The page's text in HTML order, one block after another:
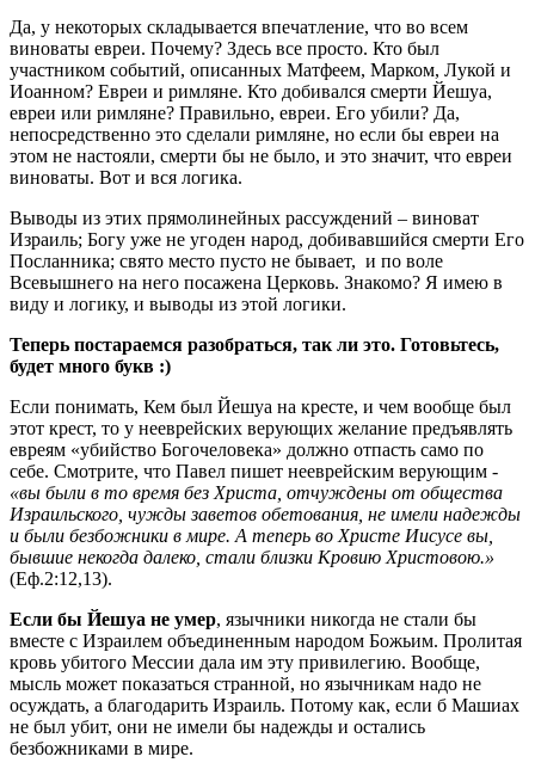
Да, у некоторых складывается впечатление, что во всем
виноваты евреи. Почему? Здесь все просто. Кто был
участником событий, описанных Матфеем, Марком, Лукой и
Иоанном? Евреи и римляне. Кто добивался смерти Йешуа,
евреи или римляне? Правильно, евреи. Его убили? Да,
непосредственно это сделали римляне, но если бы евреи на
этом не настояли, смерти бы не было, и это значит, что евреи
виноваты. Вот и вся логика.
Выводы из этих прямолинейных рассуждений – виноват
Израиль; Богу уже не угоден народ, добивавшийся смерти Его
Посланника; свято место пусто не бывает, и по воле
Всевышнего на него посажена Церковь. Знакомо? Я имею в
виду и логику, и выводы из этой логики.
Теперь постараемся разобраться, так ли это. Готовьтесь,
будет много букв :)
Если понимать, Кем был Йешуа на кресте, и чем вообще был
этот крест, то у нееврейских верующих желание предъявлять
евреям «убийство Богочеловека» должно отпасть само по
себе. Смотрите, что Павел пишет нееврейским верующим -
«вы были в то время без Христа, отчуждены от общества
Израильского, чужды заветов обетования, не имели надежды
и были безбожники в мире. А теперь во Христе Иисусе вы,
бывшие некогда далеко, стали близки Кровию Христовою.»
(Еф.2:12,13).
Если бы Йешуа не умер, язычники никогда не стали бы
вместе с Израилем объединенным народом Божьим. Пролитая
кровь убитого Мессии дала им эту привилегию. Вообще,
мысль может показаться странной, но язычникам надо не
осуждать, а благодарить Израиль. Потому как, если б Машиах
не был убит, они не имели бы надежды и остались
безбожниками в мире.